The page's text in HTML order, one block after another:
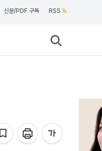
신문/PDF 구독 RSS